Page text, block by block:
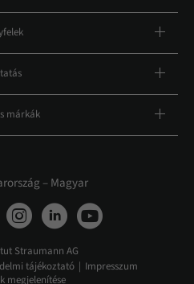
márkák
– Magyar
Straumann AG
tájékoztató
Impresszum
megjelenítése